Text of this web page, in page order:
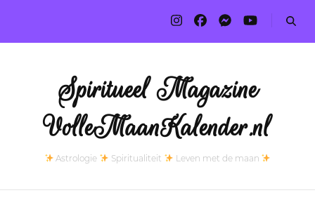
Spiritueel Magazine
VolleMaanKalender.nl
Astrologie Spiritualiteit Leven met de maan